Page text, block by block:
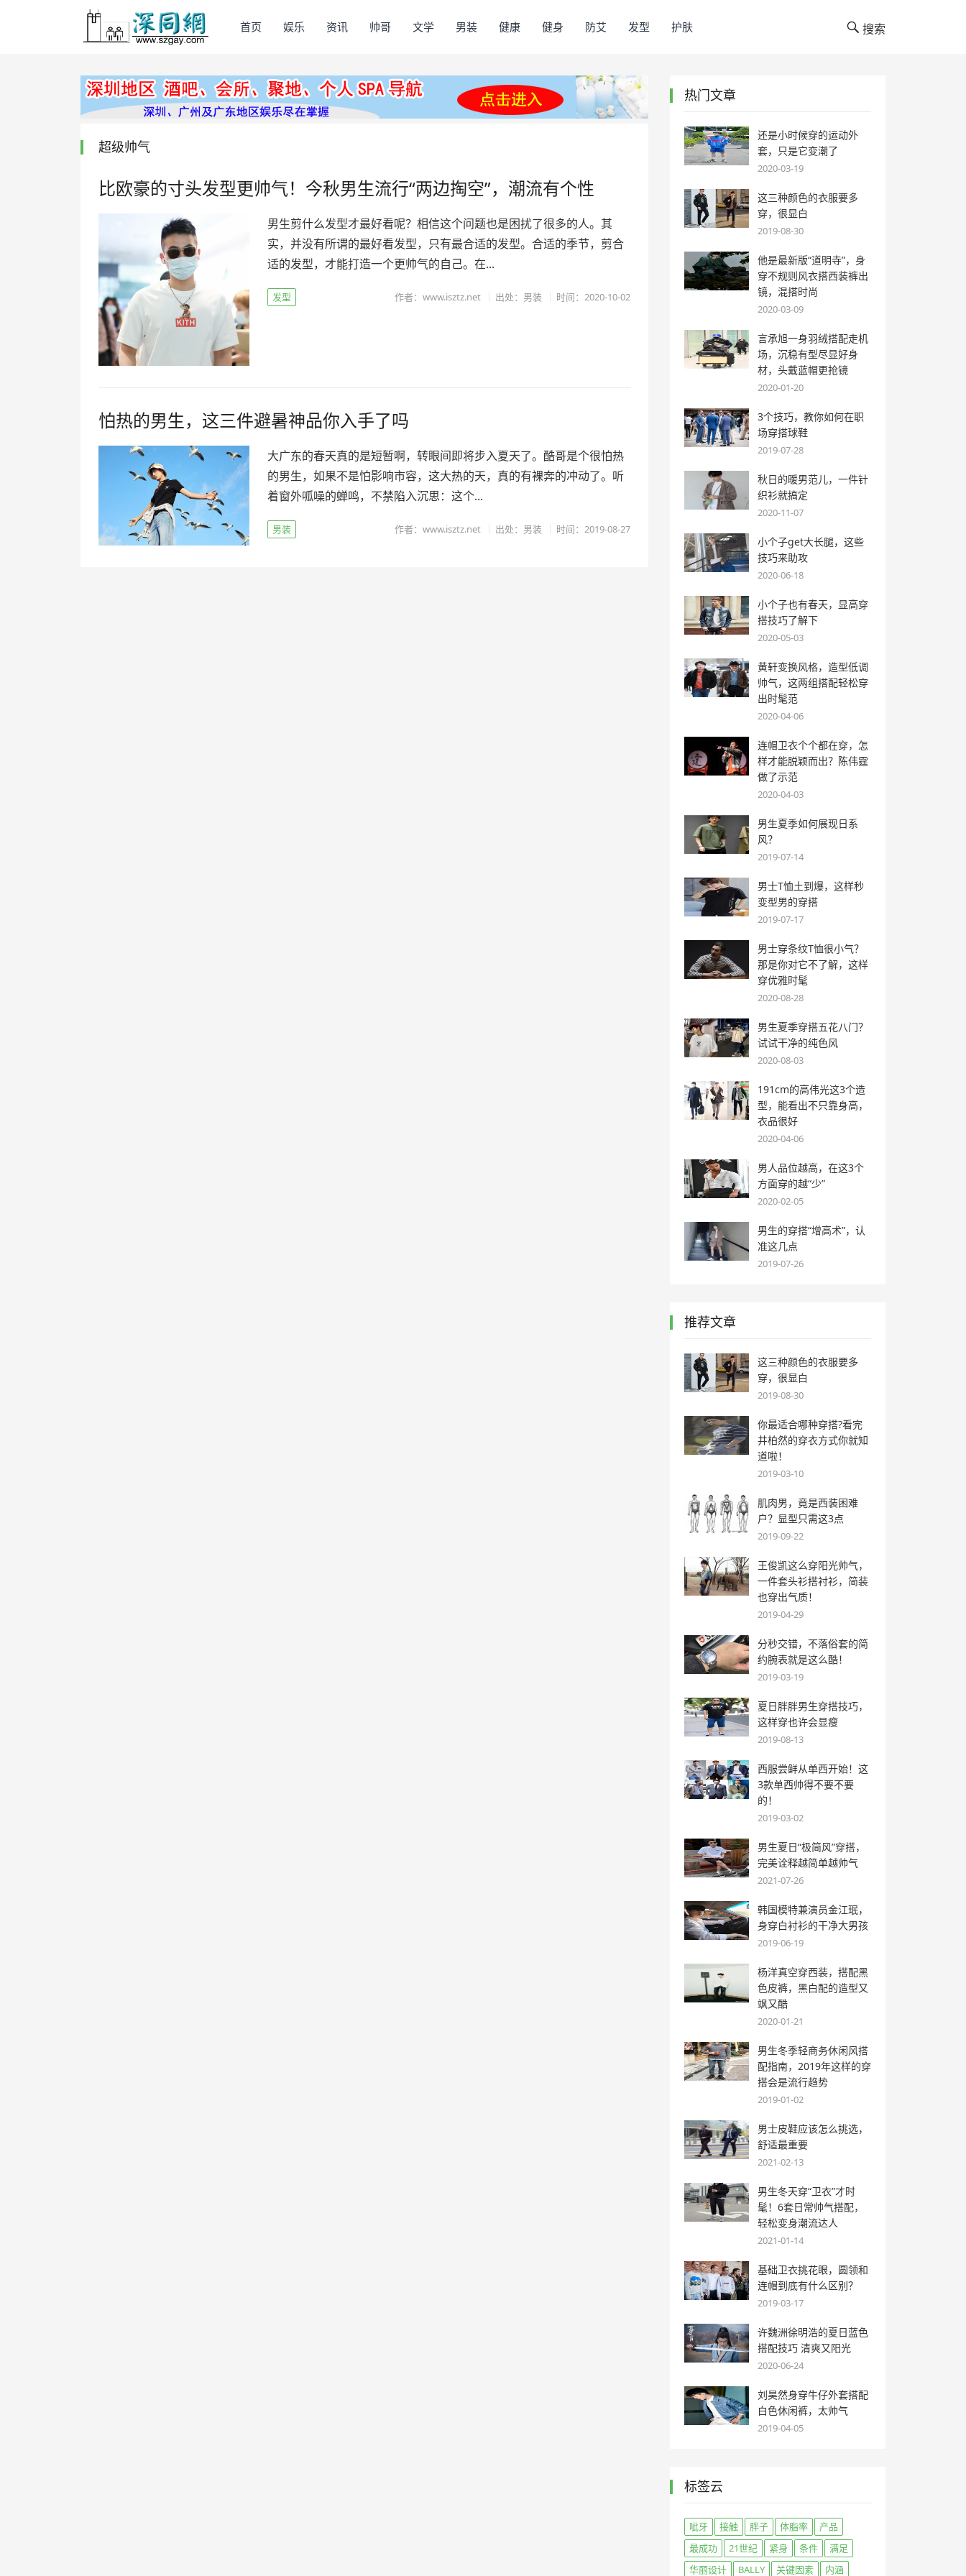
首页 娱乐 资讯 帅哥 文学 男装 健康 健身 防艾 发型 护肤 搜索
超级帅气
比欧豪的寸头发型更帅气！今秋男生流行“两边掏空”，潮流有个性
男生剪什么发型才最好看呢？相信这个问题也是困扰了很多的人。其
实，并没有所谓的最好看发型，只有最合适的发型。合适的季节，剪合
适的发型，才能打造一个更帅气的自己。在...
发型 作者：www.isztz.net 出处：男装 时间：2020-10-02
怕热的男生，这三件避暑神品你入手了吗
大广东的春天真的是短暂啊，转眼间即将步入夏天了。酷哥是个很怕热
的男生，如果不是怕影响市容，这大热的天，真的有裸奔的冲动了。听
着窗外呱噪的蝉鸣，不禁陷入沉思：这个...
男装 作者：www.isztz.net 出处：男装 时间：2019-08-27
热门文章
还是小时候穿的运动外
套，只是它变潮了
2020-03-19
这三种颜色的衣服要多
穿，很显白
2019-08-30
他是最新版“道明寺”，身
穿不规则风衣搭西装裤出
镜，混搭时尚
2020-03-09
言承旭一身羽绒搭配走机
场，沉稳有型尽显好身
材，头戴蓝帽更抢镜
2020-01-20
3个技巧，教你如何在职
场穿搭球鞋
2019-07-28
秋日的暖男范儿，一件针
织衫就搞定
2020-11-07
小个子get大长腿，这些
技巧来助攻
2020-06-18
小个子也有春天，显高穿
搭技巧了解下
2020-05-03
黄轩变换风格，造型低调
帅气，这两组搭配轻松穿
出时髦范
2020-04-06
连帽卫衣个个都在穿，怎
样才能脱颖而出？陈伟霆
做了示范
2020-04-03
男生夏季如何展现日系
风？
2019-07-14
男士T恤土到爆，这样秒
变型男的穿搭
2019-07-17
男士穿条纹T恤很小气？
那是你对它不了解，这样
穿优雅时髦
2020-08-28
男生夏季穿搭五花八门？
试试干净的纯色风
2020-08-03
191cm的高伟光这3个造
型，能看出不只靠身高，
衣品很好
2020-04-06
男人品位越高，在这3个
方面穿的越“少”
2020-02-05
男生的穿搭“增高术”，认
准这几点
2019-07-26
推荐文章
这三种颜色的衣服要多
穿，很显白
2019-08-30
你最适合哪种穿搭?看完
井柏然的穿衣方式你就知
道啦！
2019-03-10
肌肉男，竟是西装困难
户？显型只需这3点
2019-09-22
王俊凯这么穿阳光帅气，
一件套头衫搭衬衫，简装
也穿出气质！
2019-04-29
分秒交错，不落俗套的简
约腕表就是这么酷！
2019-03-19
夏日胖胖男生穿搭技巧，
这样穿也许会显瘦
2019-08-13
西服尝鲜从单西开始！这
3款单西帅得不要不要
的！
2019-03-02
男生夏日“极简风”穿搭，
完美诠释越简单越帅气
2021-07-26
韩国模特兼演员金江珉，
身穿白衬衫的干净大男孩
2019-06-19
杨洋真空穿西装，搭配黑
色皮裤，黑白配的造型又
飒又酷
2020-01-21
男生冬季轻商务休闲风搭
配指南，2019年这样的穿
搭会是流行趋势
2019-01-02
男士皮鞋应该怎么挑选，
舒适最重要
2021-02-13
男生冬天穿“卫衣”才时
髦！6套日常帅气搭配，
轻松变身潮流达人
2021-01-14
基础卫衣挑花眼，圆领和
连帽到底有什么区别？
2019-03-17
许魏洲徐明浩的夏日蓝色
搭配技巧 清爽又阳光
2020-06-24
刘昊然身穿牛仔外套搭配
白色休闲裤，太帅气
2019-04-05
标签云
呲牙 接触 胖子 体脂率
产品
最成功
21世纪 紧身 条件
满足
华丽设计
BALLY 关键因素 内涵